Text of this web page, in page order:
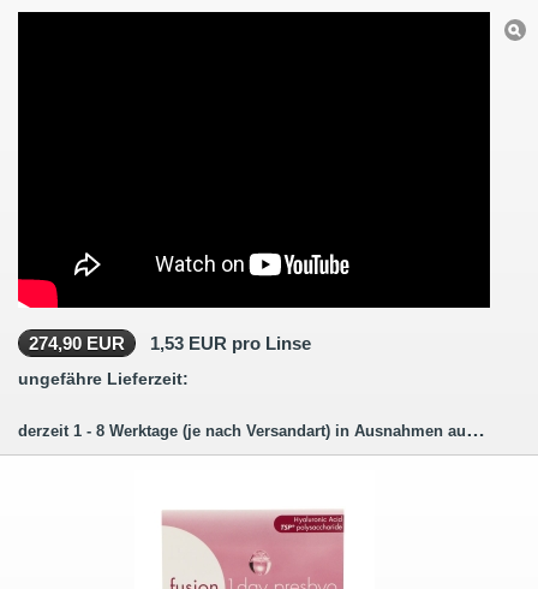
274,90 EUR 1,53 EUR pro Linse
ungefähre Lieferzeit:
derzeit 1 - 8 Werktage (je nach Versandart) in Ausnahmen auch länger.